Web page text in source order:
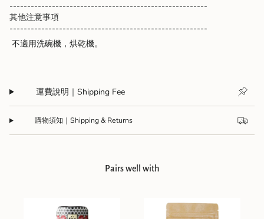
--------------------------------------------------------
其他注意事項
--------------------------------------------------------
不適用洗碗機，烘乾機。
運費說明｜Shipping Fee
購物須知｜Shipping & Returns
Pairs well with